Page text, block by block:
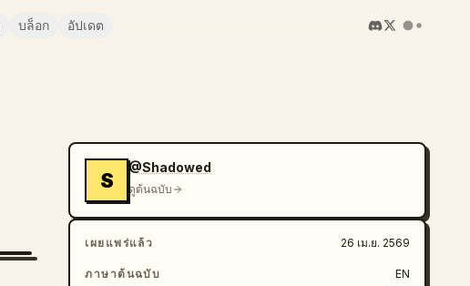
บล็อก อัปเดต
S
@Shadowed
ดูต้นฉบับ
เผยแพร่แล้ว 26 เม.ย. 2569
ภาษาต้นฉบับ EN